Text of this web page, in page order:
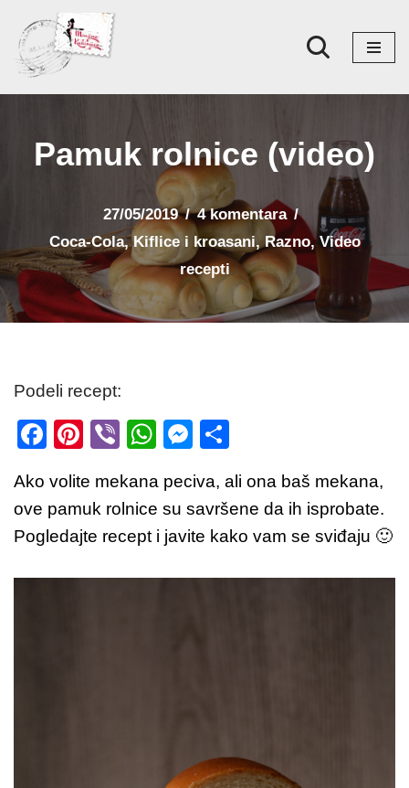
Skoči
na
Pamuk rolnice (video)
27/05/2019
4 komentara
Coca-Cola,Kiflice i kroasani,Razno,Video
recepti
Podeli recept:
F
c
e
b
o
Pi
er
e
st
Vi
er
W
at
s
A
p
M
ss
e
n
g
ar
e
Ako volite mekana peciva, ali ona baš mekana,
ove pamuk rolnice su savršene da ih isprobate.
Pogledajte recept i javite kako vam se sviđaju 🙂